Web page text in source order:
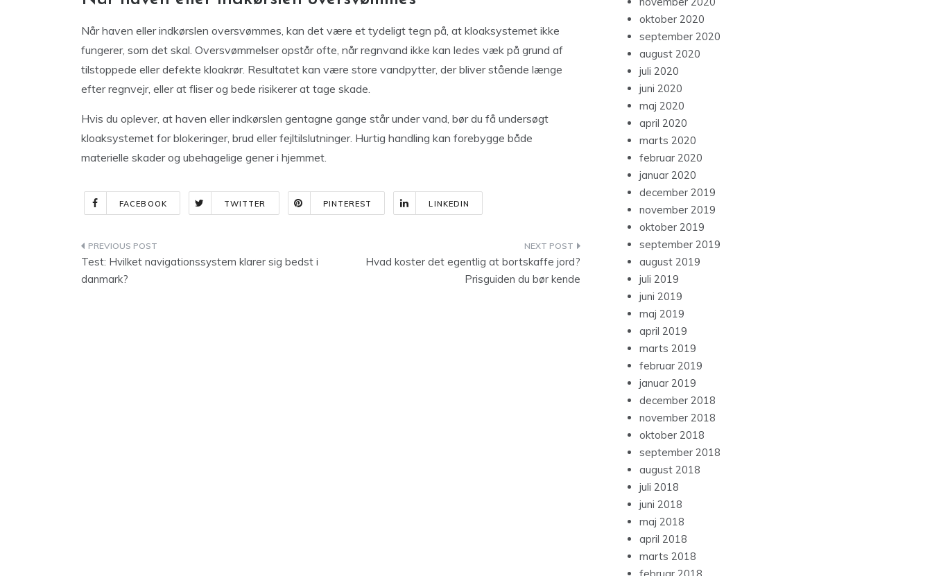
Når haven eller indkørslen oversvømmes, kan det være et tydeligt tegn på, at kloaksystemet ikke
fungerer, som det skal. Oversvømmelser opstår ofte, når regnvand ikke kan ledes væk på grund af
tilstoppede eller defekte kloakrør. Resultatet kan være store vandpytter, der bliver stående længe
efter regnvejr, eller at fliser og bede risikerer at tage skade.
Hvis du oplever, at haven eller indkørslen gentagne gange står under vand, bør du få undersøgt
kloaksystemet for blokeringer, brud eller fejltilslutninger. Hurtig handling kan forebygge både
materielle skader og ubehagelige gener i hjemmet.
FACEBOOK TWITTER PINTEREST LINKEDIN
Indlægsnavigation
Test: Hvilket navigationssystem klarer sig bedst i
danmark?
Hvad koster det egentlig at bortskaffe jord?
Prisguiden du bør kende
oktober 2020
september 2020
august 2020
juli 2020
juni 2020
maj 2020
april 2020
marts 2020
februar 2020
januar 2020
december 2019
november 2019
oktober 2019
september 2019
august 2019
juli 2019
juni 2019
maj 2019
april 2019
marts 2019
februar 2019
januar 2019
december 2018
november 2018
oktober 2018
september 2018
august 2018
juli 2018
juni 2018
maj 2018
april 2018
marts 2018